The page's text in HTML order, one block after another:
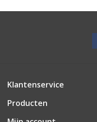
schrijfletter of blokletter.
Klantenservice
Producten